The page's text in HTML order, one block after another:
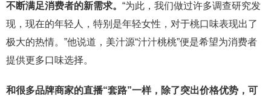
不断满足消费者的新需求。 “为此，我们做过许多调查研究发
现，现在的年轻人，特别是年轻女性，对于桃口味表现出了
极大的热情。”他说道，美汁源“汁汁桃桃”便是希望为消费者
提供更多口味选择。
和很多品牌商家的直播“套路”一样，除了突出价格优势，可